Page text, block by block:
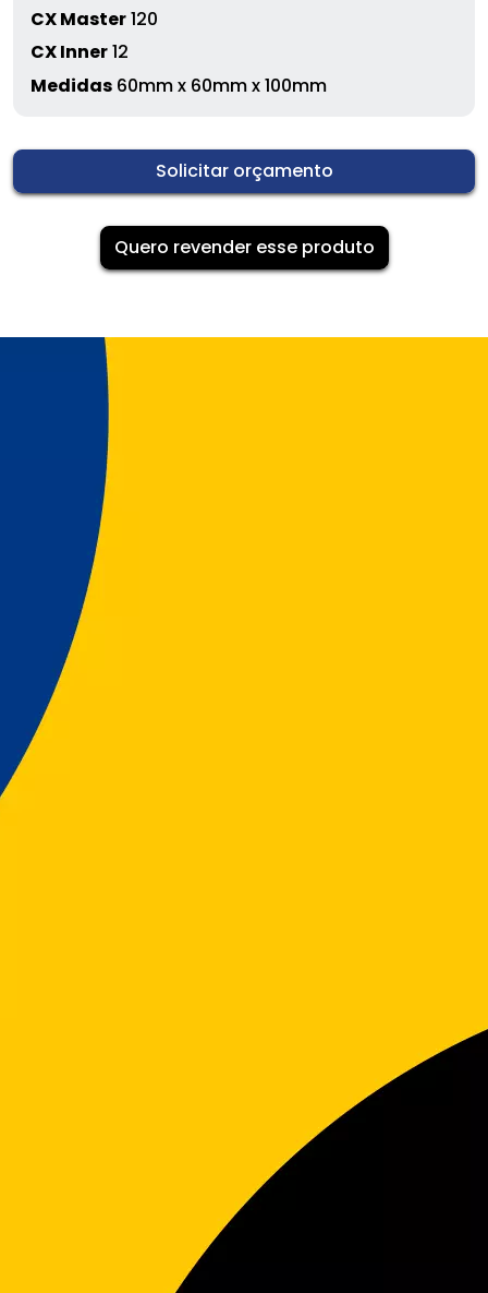
CX Master120
CX Inner12
Medidas 60mm x 60mm x 100mm
Solicitar orçamento
Quero revender esse produto